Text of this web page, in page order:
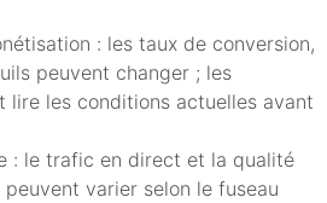
: les taux de conversion,
peuvent changer ; les
lire les conditions actuelles avant
: le trafic en direct et la qualité
varier selon le fuseau